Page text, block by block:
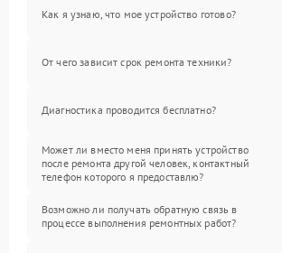
Как я узнаю, что мое устройство готово?
От чего зависит срок ремонта техники?
Диагностика проводится бесплатно?
Может ли вместо меня принять устройство
после ремонта другой человек, контактный
телефон которого я предоставлю?
Возможно ли получать обратную связь в
процессе выполнения ремонтных работ?